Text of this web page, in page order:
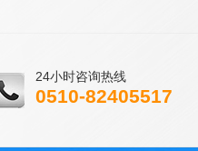
24小时咨询热线
0510-82405517